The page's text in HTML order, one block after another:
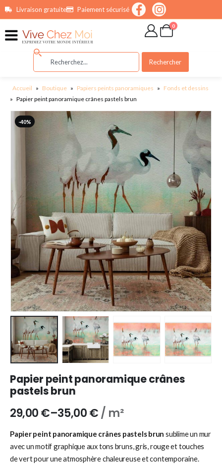
principalLivraison gratuite Paiement sécurisé
0
Rechercher
Accueil » Boutique » Papiers peints panoramiques » Fonds et dessins
» Papier peint panoramique crânes pastels brun
-40%
Papier peint panoramique crânes
pastels brun
29,00€–35,00€/ m²
Papier peint panoramique crânes pastels brun sublime un mur
avec un motif graphique aux tons bruns, gris, rouge et touches
de vert pour une atmosphère chaleureuse et contemporaine.